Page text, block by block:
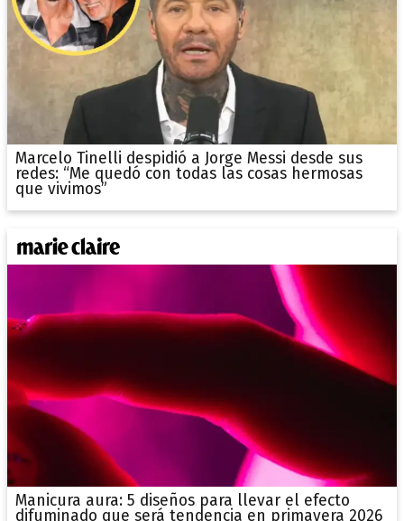
Marcelo Tinelli despidió a Jorge Messi desde sus
redes: “Me quedó con todas las cosas hermosas
que vivimos”
Manicura aura: 5 diseños para llevar el efecto
difuminado que será tendencia en primavera 2026